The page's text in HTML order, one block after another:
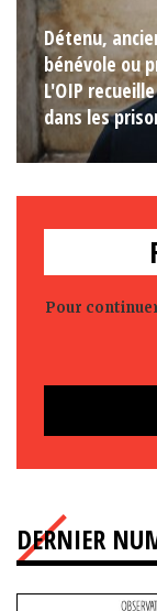
Détenu,
bénévole ou
L'OIP
dans les
Pour
DERNIER